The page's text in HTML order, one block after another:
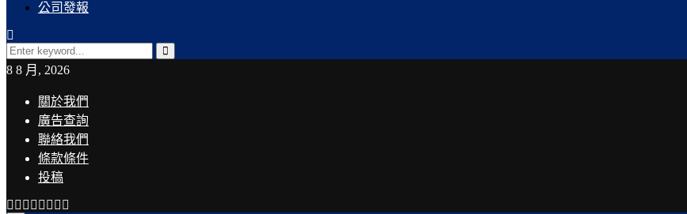
公司發報
Search
for:
Search
8 8 月, 2026
關於我們
廣告查詢
聯絡我們
條款條件
投稿
Facebook
Twitter
Instagram
Linkedin
Youtube
Email
Rss